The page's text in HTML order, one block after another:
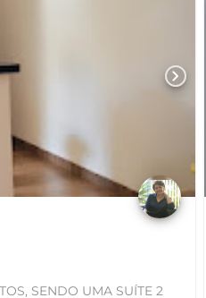
chevron_right